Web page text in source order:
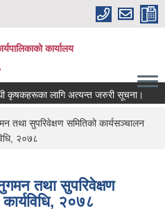
कार्यालय
कृषकहरूका लागि अत्यन्त जरुरी सूचना।
तथा सुपरिवेक्षण समितिको कार्यसञ्चालन
२०७८
तथा सुपरिवेक्षण
२०७८